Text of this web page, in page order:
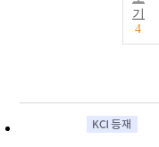
기
4